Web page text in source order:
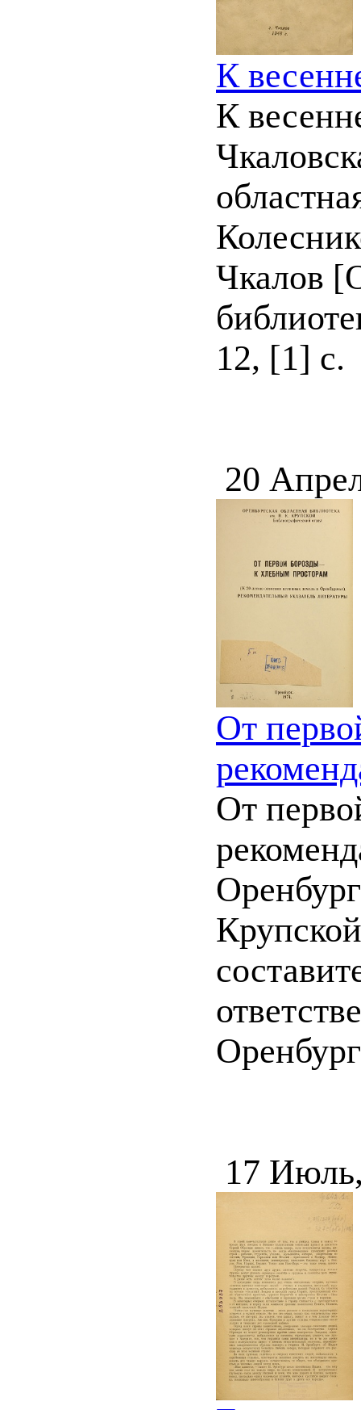
К
К
Чкалов
12, [1] с.
20
От
От
17